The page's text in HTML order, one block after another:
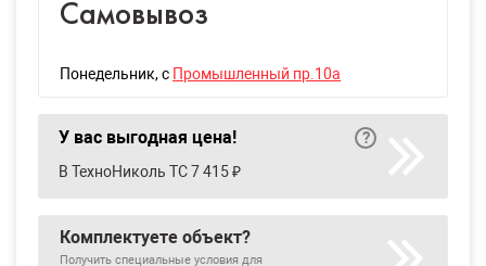
Самовывоз
Понедельник, с Промышленный пр.10а
У вас выгодная цена!
В ТехноНиколь ТС 7 415 ₽
Комплектуете объект?
Получить специальные условия для